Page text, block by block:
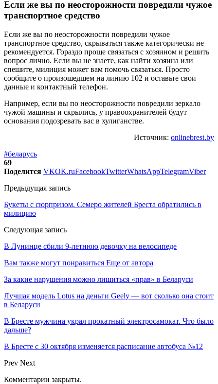
Если же вы по неосторожности повредили чужое
транспортное средство
Если же вы по неосторожности повредили чужое
транспортное средство, скрываться также категорически не
рекомендуется. Гораздо проще связаться с хозяином и решить
вопрос лично. Если вы не знаете, как найти хозяина или
спешите, милиция может вам помочь связаться. Просто
сообщите о произошедшем на линию 102 и оставьте свои
данные и контактный телефон.
Например, если вы по неосторожности повредили зеркало
чужой машины и скрылись, у правоохранителей будут
основания подозревать вас в хулиганстве.
Источник: onlinebrest.by
#беларусь
69
Поделится VKOK.ruFacebookTwitterWhatsAppTelegramViber
Предыдущая запись
Букеты с сюрпризом. Семеро жителей Бреста обратились в
милицию
Следующая запись
В Лунинце сбили 9-летнюю девочку на велосипеде
Вам также могут понравиться Еще от автора
За какие нарушения можно лишиться «прав» в Беларуси
Лучшая модель Lotus на деньги Geely — вот сколько она стоит
в Беларуси
В Бресте мужчина украл прокатный электросамокат. Что было
дальше?
В Бресте с 30 октября изменяется расписание автобуса №12
Prev Next
Комментарии закрыты.